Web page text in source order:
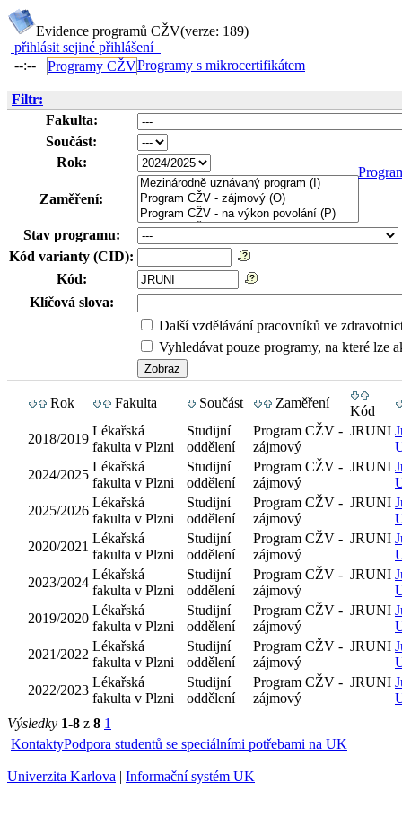
Evidence programů CŽV(verze: 189)
přihlásit sejiné přihlášení
--:--
Programy CŽVProgramy s mikrocertifikátem
Filtr:
Fakulta:
Součást:
Rok:
Zaměření:
Stav programu:
Kód varianty (CID):
Kód:
Klíčová slova:
Další vzdělávání pracovníků ve
Vyhledávat pouze programy, na které lze
Rok Fakulta Součást Zaměření
Kód
2018/2019
Lékařská
fakulta v Plzni
Studijní
oddělení
Program CŽV -
zájmový
JRUNI
2024/2025
Lékařská
fakulta v Plzni
Studijní
oddělení
Program CŽV -
zájmový
JRUNI
2025/2026
Lékařská
fakulta v Plzni
Studijní
oddělení
Program CŽV -
zájmový
JRUNI
2020/2021
Lékařská
fakulta v Plzni
Studijní
oddělení
Program CŽV -
zájmový
JRUNI
2023/2024
Lékařská
fakulta v Plzni
Studijní
oddělení
Program CŽV -
zájmový
JRUNI
2019/2020
Lékařská
fakulta v Plzni
Studijní
oddělení
Program CŽV -
zájmový
JRUNI
2021/2022
Lékařská
fakulta v Plzni
Studijní
oddělení
Program CŽV -
zájmový
JRUNI
2022/2023
Lékařská
fakulta v Plzni
Studijní
oddělení
Program CŽV -
zájmový
JRUNI
Výsledky 1-8 z 8 1
KontaktyPodpora studentů se speciálními potřebami na UK
Univerzita Karlova | Informační systém UK